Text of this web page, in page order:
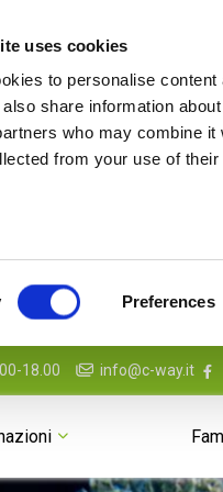
uses cookies
to personalise
share information
who may combine it
from your use of
Preferences
18.00 info@c-way.it